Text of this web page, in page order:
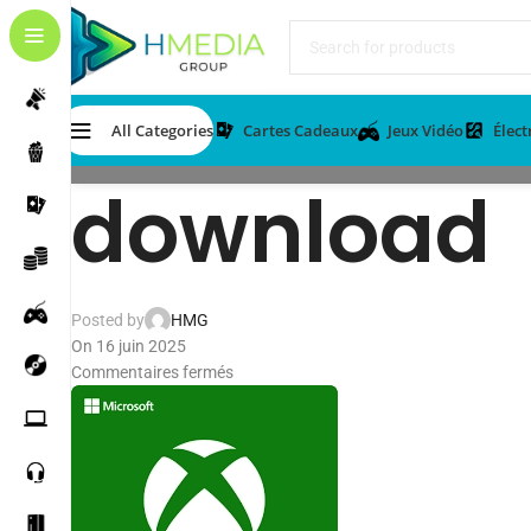
All Categories Cartes Cadeaux Jeux Vidéo
download
Posted by
HMG
On 16 juin 2025
Commentaires fermés